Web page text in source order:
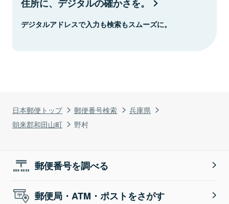
日本郵便トップ 郵便番号検索
兵庫県
朝来郡和田山町
野村
住所に、デジタルの確かさを。
デジタルアドレスで入力も検索もスムーズに。
郵便番号を調べる
郵便局・ATM・ポストをさがす